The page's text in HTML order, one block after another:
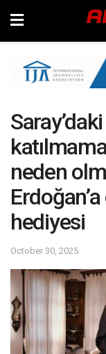
neden
hediyesi
October 30, 2025